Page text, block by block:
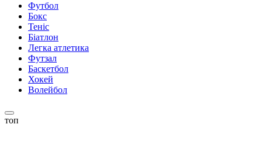
Футбол
Бокс
Теніс
Біатлон
Легка атлетика
Футзал
Баскетбол
Хокей
Волейбол
топ